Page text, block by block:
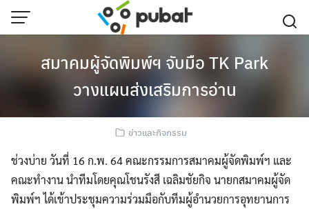
Skip
สมาคมผู้จัดพิมพ์ฯ จับมือ TK Park
วางแผนส่งเสริมการอ่าน
ข่าวและกิจกรรม
ช่วงบ่าย วันที่ 16 ก.พ. 64 คณะกรรมการสมาคมผู้จัดพิมพ์ฯ และ
คณะทำงาน นำทีมโดยคุณโชนรังสี เฉลิมชัยกิจ นายกสมาคมผู้จัด
พิมพ์ฯ ได้เข้าประชุมความร่วมมือกับทีมผู้อำนวยการอุทยานการ